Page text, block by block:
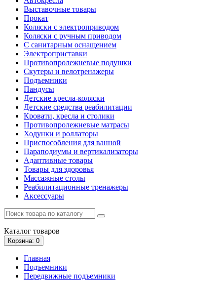
Выставочные товары
Прокат
Коляски с электроприводом
Коляски с ручным приводом
С санитарным оснащением
Электроприставки
Противопролежневые подушки
Скутеры и велотренажеры
Подъемники
Пандусы
Детские кресла-коляски
Детские средства реабилитации
Кровати, кресла и столики
Противопролежневые матрасы
Ходунки и роллаторы
Приспособления для ванной
Параподиумы и вертикализаторы
Адаптивные товары
Товары для здоровья
Массажные столы
Реабилитационные тренажеры
Аксессуары
Каталог товаров
Корзина: 0
Главная
Подъемники
Передвижные подъемники